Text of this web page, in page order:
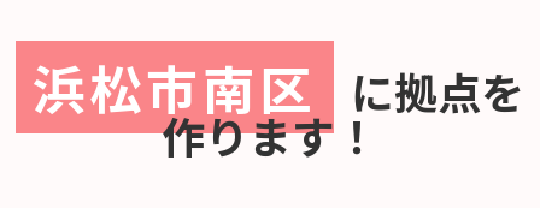
浜松市南区 に拠点を
作ります！